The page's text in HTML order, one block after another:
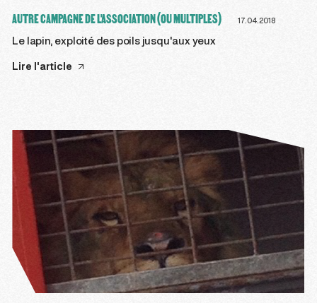
AUTRE CAMPAGNE DE L'ASSOCIATION (OU MULTIPLES) 17.04.2018
Le lapin, exploité des poils jusqu'aux yeux
Lire l'article